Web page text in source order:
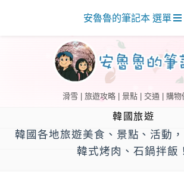
滑雪 | 旅遊攻略 | 景點 | 交通 | 購物
安魯魯的筆記本 選單
韓國旅遊
韓國各地旅遊美食、景點、活動
韓式烤肉、石鍋拌飯！